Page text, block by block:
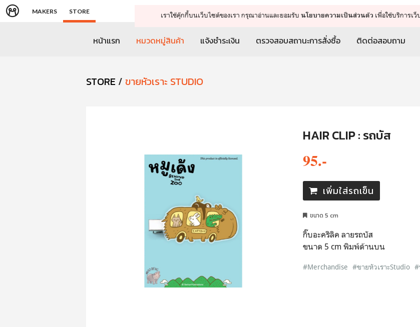
จัดการรถเข็น ดำเนินการต่อ
MAKERS STORE เราใช้คุ๊กกี้บนเว็บไซต์ของเรา กรุณาอ่านและยอมรับนโยบายความเป็นส่วนตัว เพื่อใช้บริการเ
หน้าแรก หมวดหมู่สินค้า แจ้งชำระเงิน ตรวจสอบสถานะการสั่งซื้อ ติดต่อสอบถาม
STORE / ขายหัวเราะ STUDIO
HAIR CLIP : รถบัส
95.-
เพิ่มใส่รถเข็น
ขนาด 5 cm
กิ๊บอะคริลิค ลายรถบัส
ขนาด 5 cm พิมพ์ด้านบน
#Merchandise #ขายหัวเราะStudio #